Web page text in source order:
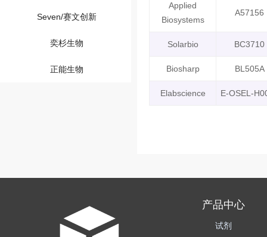
Seven/赛文创新
奕杉生物
正能生物
Applied
Biosystems
A57156
Solarbio BC3710
Biosharp BL505A
Elabscience E-OSEL-
产品中心
试剂